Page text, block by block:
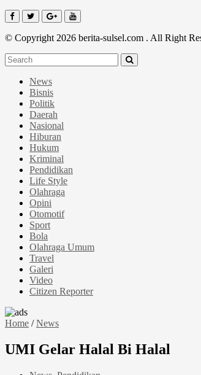
© Copyright 2026 berita-sulsel.com . All Right
News
Bisnis
Politik
Daerah
Nasional
Hiburan
Hukum
Kriminal
Pendidikan
Life Style
Olahraga
Opini
Otomotif
Sport
Bola
Olahraga Umum
Travel
Galeri
Video
Citizen Reporter
Home /News
UMI Gelar Halal Bi Halal